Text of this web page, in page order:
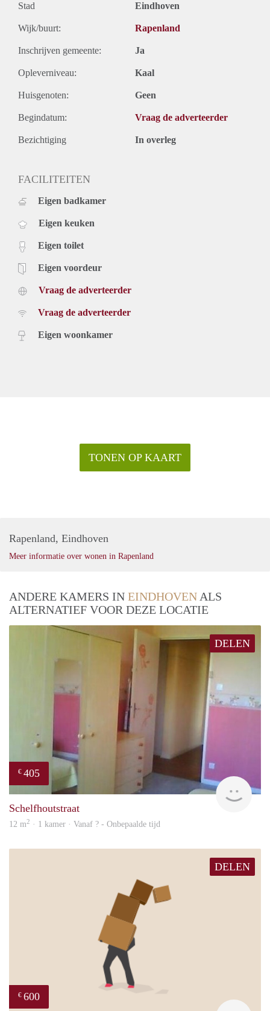
Stad Eindhoven
Wijk/buurt: Rapenland
Inschrijven gemeente: Ja
Opleverniveau: Kaal
Huisgenoten: Geen
Begindatum: Vraag de adverteerder
Bezichtiging In overleg
FACILITEITEN
Eigen badkamer
Eigen keuken
Eigen toilet
Eigen voordeur
Vraag de adverteerder
Vraag de adverteerder
Eigen woonkamer
TONEN OP KAART
Rapenland, Eindhoven
Meer informatie over wonen in Rapenland
ANDERE KAMERS IN EINDHOVEN ALS
ALTERNATIEF VOOR DEZE LOCATIE
DELEN
€ 405
Schelfhoutstraat
12 m2 · 1 kamer · Vanaf ? - Onbepaalde tijd
DELEN
€ 600